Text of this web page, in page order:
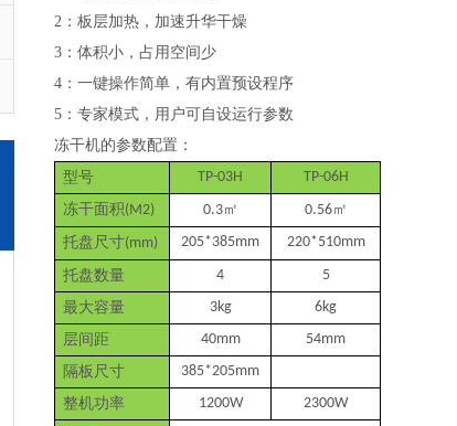
2025-02-14
2025-01-10
2024-12-07
2：板层加热，加速升华干燥
3：体积小，占用空间少
4：一键操作简单，有内置预设程序
5：专家模式，用户可自设运行参数
冻干机的参数配置：
型号
TP-03H
TP-06H
冻干面积(M2) 0.3㎡ 0.56㎡
托盘尺寸(mm) 205*385mm
220*510mm
托盘数量
4
5
最大容量
3kg
6kg
层间距
40mm
54mm
隔板尺寸
385*205mm
整机功率
1200W
2300W